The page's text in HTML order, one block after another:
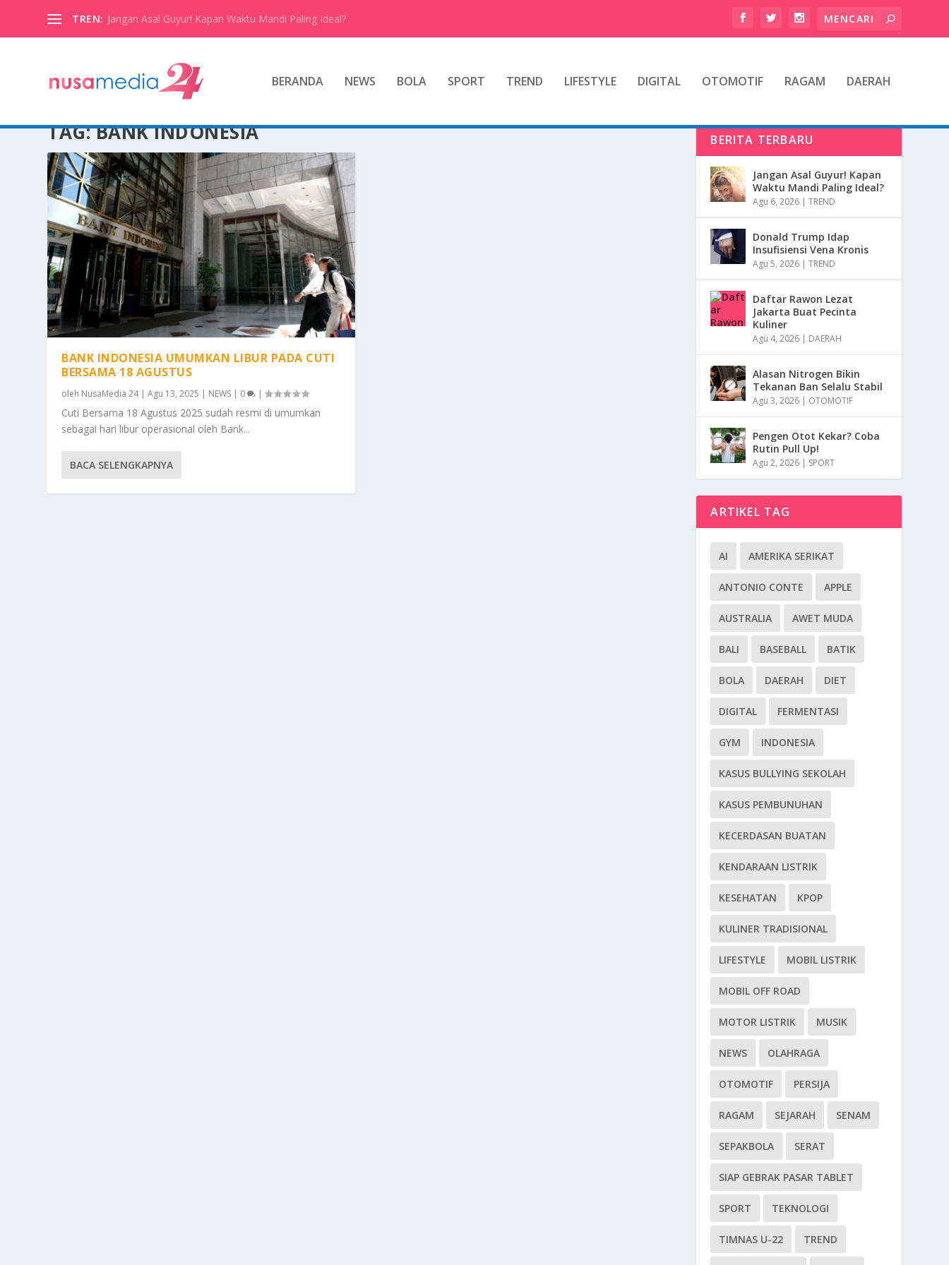
TREN: Jangan Asal Guyur! Kapan Waktu Mandi Paling Ideal?
BERANDA NEWS BOLA SPORT TREND LIFESTYLE DIGITAL OTOMOTIF RAGAM DAERAH
TAG:BANK INDONESIA
BANK INDONESIA UMUMKAN LIBUR PADA CUTI
BERSAMA 18 AGUSTUS
oleh NusaMedia 24|Agu 13, 2025 NEWS 0 |
Cuti Bersama 18 Agustus 2025 sudah resmi di umumkan
sebagai hari libur operasional oleh Bank...
BACA SELENGKAPNYA
BERITA TERBARU
Jangan Asal Guyur! Kapan
Waktu Mandi Paling Ideal?
Agu 6, 2026 |TREND
Donald Trump Idap
Insufisiensi Vena Kronis
Agu 5, 2026 |TREND
Daftar Rawon Lezat
Jakarta Buat Pecinta
Kuliner
Agu 4, 2026 | DAERAH
Alasan Nitrogen Bikin
Tekanan Ban Selalu Stabil
Agu 3, 2026 | OTOMOTIF
Pengen Otot Kekar? Coba
Rutin Pull Up!
Agu 2, 2026 | SPORT
ARTIKEL TAG
AI AMERIKA SERIKAT
ANTONIO CONTE APPLE
AUSTRALIA AWET MUDA
BALI BASEBALL BATIK
BOLA DAERAH DIET
DIGITAL FERMENTASI
GYM INDONESIA
KASUS BULLYING SEKOLAH
KASUS PEMBUNUHAN
KECERDASAN BUATAN
KENDARAAN LISTRIK
KESEHATAN KPOP
KULINER TRADISIONAL
LIFESTYLE MOBIL LISTRIK
MOBIL OFF ROAD
MOTOR LISTRIK MUSIK
NEWS OLAHRAGA
OTOMOTIF PERSIJA
RAGAM SEJARAH SENAM
SEPAKBOLA SERAT
SIAP GEBRAK PASAR TABLET
SPORT TEKNOLOGI
TIMNAS U-22 TREND